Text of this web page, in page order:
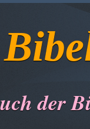
der